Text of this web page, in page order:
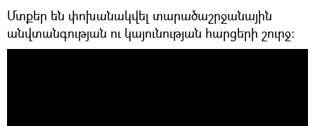
Մտքեր են փոխանակվել տարածաշրջանային
անվտանգության ու կայունության հարցերի շուրջ: